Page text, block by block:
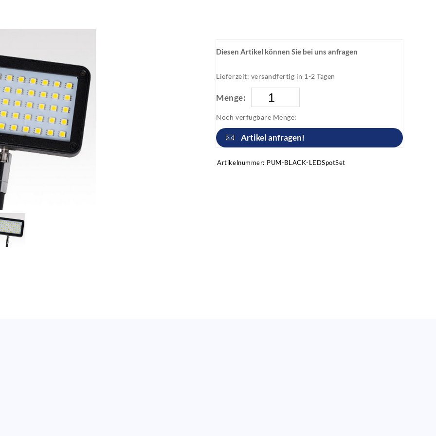
Diesen Artikel können Sie bei uns anfragen
Lieferzeit: versandfertig in 1-2 Tagen
Menge:
Noch verfügbare Menge:
Artikel anfragen!
Artikelnummer: PUM-BLACK-LEDSpotSet